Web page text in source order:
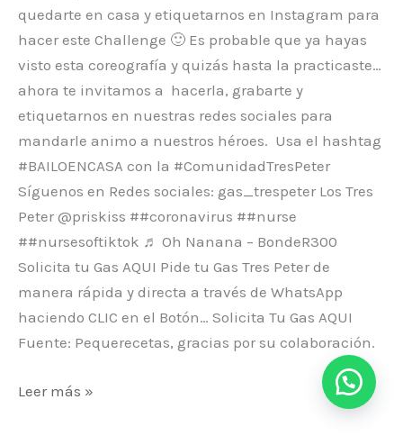
quedarte en casa y etiquetarnos en Instagram para
hacer este Challenge 🙂 Es probable que ya hayas
visto esta coreografía y quizás hasta la practicaste…
ahora te invitamos a hacerla, grabarte y
etiquetarnos en nuestras redes sociales para
mandarle animo a nuestros héroes. Usa el hashtag
#BAILOENCASA con la #ComunidadTresPeter
Síguenos en Redes sociales: gas_trespeter Los Tres
Peter @priskiss ##coronavirus ##nurse
##nursesoftiktok ♬ Oh Nanana – BondeR300
Solicita tu Gas AQUI Pide tu Gas Tres Peter de
manera rápida y directa a través de WhatsApp
haciendo CLIC en el Botón… Solicita Tu Gas AQUI
Fuente: Pequerecetas, gracias por su colaboración.
Leer más »